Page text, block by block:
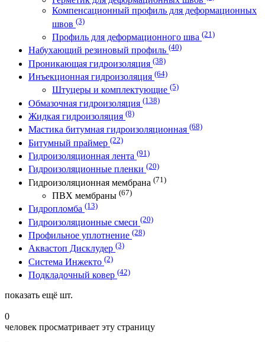
Компенсационный профиль для деформационных
швов (3)
Профиль для деформационного шва (21)
Набухающий резиновый профиль (40)
Проникающая гидроизоляция (38)
Инъекционная гидроизоляция (64)
Штуцеры и комплектующие (5)
Обмазочная гидроизоляция (138)
Жидкая гидроизоляция (8)
Мастика битумная гидроизоляционная (68)
Битумный праймер (22)
Гидроизоляционная лента (91)
Гидроизоляционные пленки (20)
Гидроизоляционная мембрана (71)
ПВХ мембраны (67)
Гидропломба (13)
Гидроизоляционные смеси (20)
Профильное уплотнение (28)
Аквастоп Дисклудер (3)
Система Инжекто (2)
Подкладочный ковер (42)
показать ещё шт.
0
человек просматривает эту страницу